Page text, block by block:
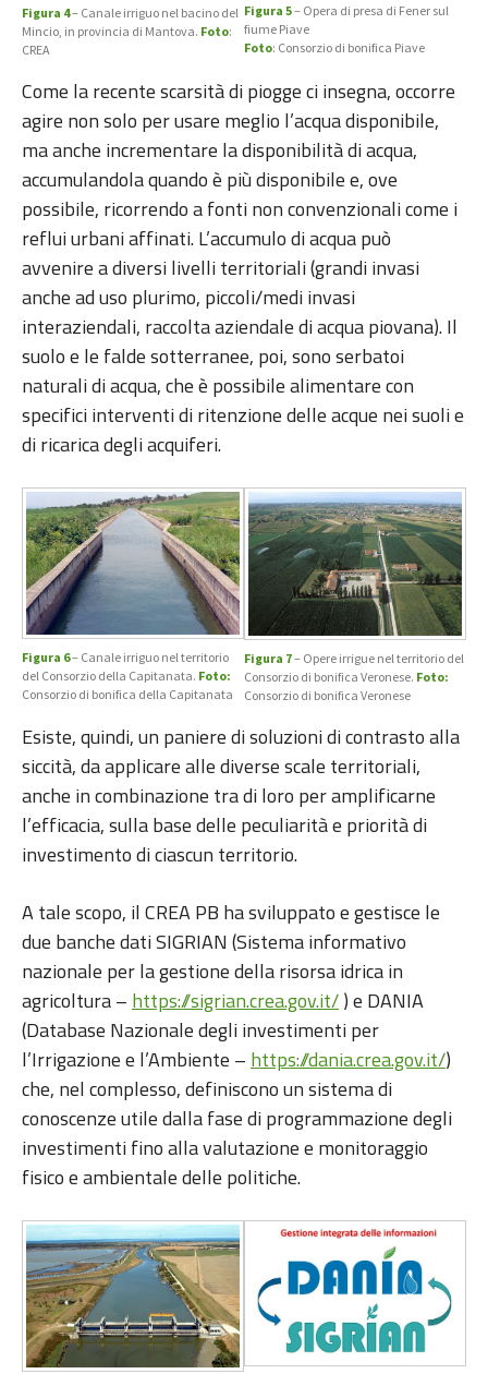
Figura 4– Canale irriguo nel bacino del
Mincio, in provincia di Mantova. Foto:
CREA
Figura 5– Opera di presa di Fener sul
fiume Piave
Foto: Consorzio di bonifica Piave
Come la recente scarsità di piogge ci insegna, occorre
agire non solo per usare meglio l’acqua disponibile,
ma anche incrementare la disponibilità di acqua,
accumulandola quando è più disponibile e, ove
possibile, ricorrendo a fonti non convenzionali come i
reflui urbani affinati. L’accumulo di acqua può
avvenire a diversi livelli territoriali (grandi invasi
anche ad uso plurimo, piccoli/medi invasi
interaziendali, raccolta aziendale di acqua piovana). Il
suolo e le falde sotterranee, poi, sono serbatoi
naturali di acqua, che è possibile alimentare con
specifici interventi di ritenzione delle acque nei suoli e
di ricarica degli acquiferi.
Figura 6– Canale irriguo nel territorio
del Consorzio della Capitanata. Foto:
Consorzio di bonifica della Capitanata
Figura 7– Opere irrigue nel territorio del
Consorzio di bonifica Veronese. Foto:
Consorzio di bonifica Veronese
Esiste, quindi, un paniere di soluzioni di contrasto alla
siccità, da applicare alle diverse scale territoriali,
anche in combinazione tra di loro per amplificarne
l’efficacia, sulla base delle peculiarità e priorità di
investimento di ciascun territorio.
A tale scopo, il CREA PB ha sviluppato e gestisce le
due banche dati SIGRIAN (Sistema informativo
nazionale per la gestione della risorsa idrica in
agricoltura – https://sigrian.crea.gov.it/) e DANIA
(Database Nazionale degli investimenti per
l’Irrigazione e l’Ambiente – https://dania.crea.gov.it/)
che, nel complesso, definiscono un sistema di
conoscenze utile dalla fase di programmazione degli
investimenti fino alla valutazione e monitoraggio
fisico e ambientale delle politiche.